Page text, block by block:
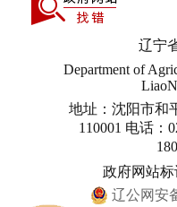
辽宁
Department of
地址：沈阳市和
110001 电话：
政府网站标
辽公网安